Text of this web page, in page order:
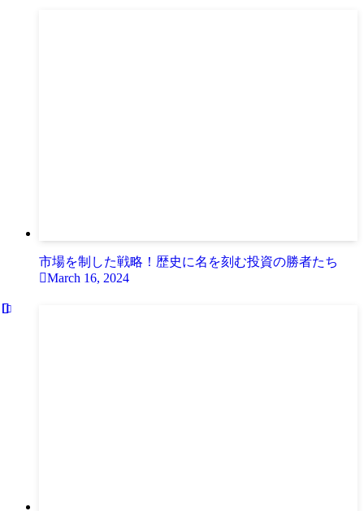
市場を制した戦略！歴史に名を刻む投資の勝者たち
March 16, 2024